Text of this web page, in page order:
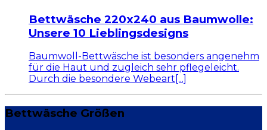
Bettwäsche 220x240 aus Baumwolle:
Unsere 10 Lieblingsdesigns
Baumwoll-Bettwäsche ist besonders angenehm
für die Haut und zugleich sehr pflegeleicht.
Durch die besondere Webeart[...]
Bettwäsche Größen